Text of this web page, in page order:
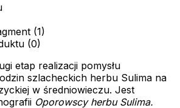
(1)
(0)
etap realizacji pomysłu
szlacheckich herbu Sulima na
w średniowieczu. Jest
Oporowscy herbu Sulima.